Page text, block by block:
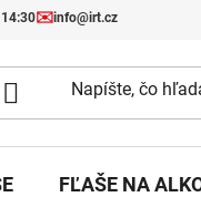
✉️info@irt.cz
FĽAŠE NA